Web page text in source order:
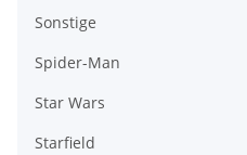
Sonstige
Spider-Man
Star Wars
Starfield